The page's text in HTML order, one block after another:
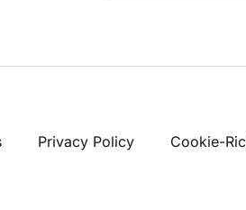
Privacy Policy Cookie-